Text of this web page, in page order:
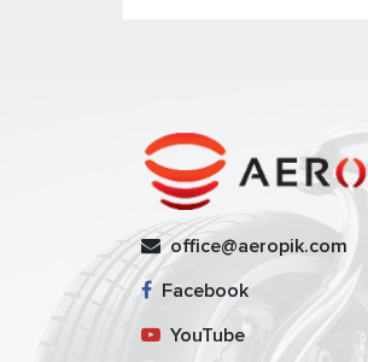
office@aeropik.com
Facebook
YouTube